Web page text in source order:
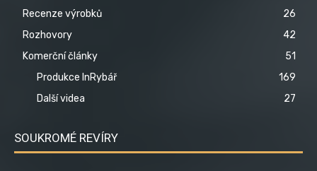
Recenze výrobků
26
Rozhovory
42
Komerční články
51
Produkce InRybář
169
Další videa
27
SOUKROMÉ REVÍRY